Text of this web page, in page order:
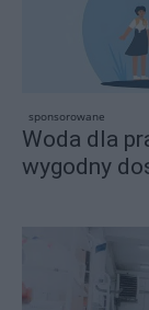
sponsorowane
Woda dla
wygodny